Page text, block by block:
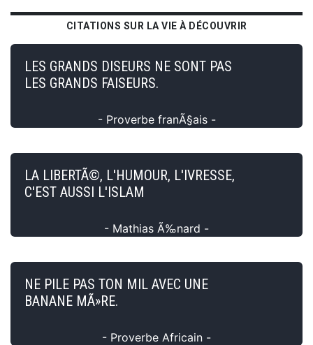
CITATIONS SUR LA VIE À DÉCOUVRIR
LES GRANDS DISEURS NE SONT PAS
LES GRANDS FAISEURS.
- Proverbe franÃ§ais -
LA LIBERTÃ©, L'HUMOUR, L'IVRESSE,
C'EST AUSSI L'ISLAM
- Mathias Ã‰nard -
NE PILE PAS TON MIL AVEC UNE
BANANE MÃ»RE.
- Proverbe Africain -